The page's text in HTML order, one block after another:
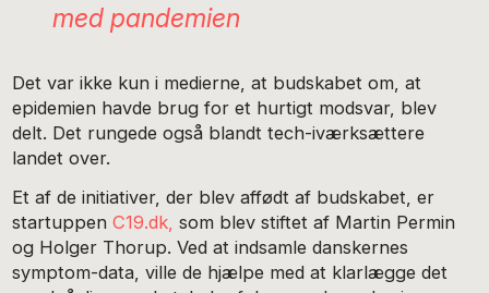
med pandemien
Det var ikke kun i medierne, at budskabet om, at
epidemien havde brug for et hurtigt modsvar, blev
delt. Det rungede også blandt tech-iværksættere
landet over.
Et af de initiativer, der blev affødt af budskabet, er
startuppenC19.dk, som blev stiftet af Martin Permin
og Holger Thorup. Ved at indsamle danskernes
symptom-data, ville de hjælpe med at klarlægge det